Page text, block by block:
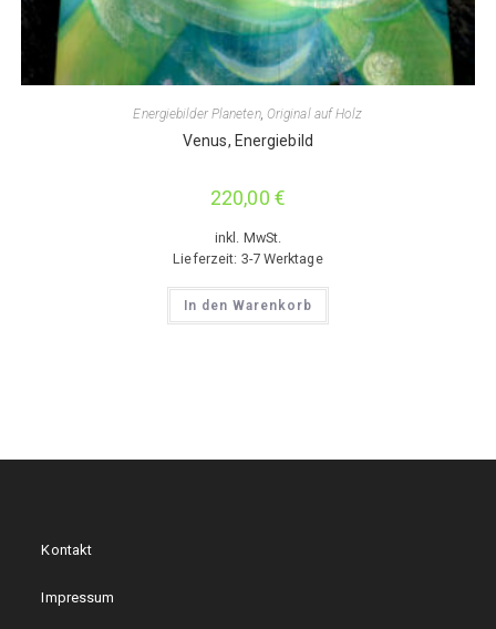
Energiebilder Planeten, Original auf Holz
Venus, Energiebild
220,00 €
inkl. MwSt.
Lieferzeit: 3-7 Werktage
In den Warenkorb
Kontakt
Impressum